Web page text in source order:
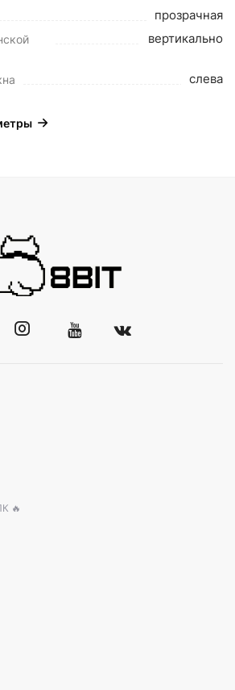
прозрачная
вертикально
слева
🔥